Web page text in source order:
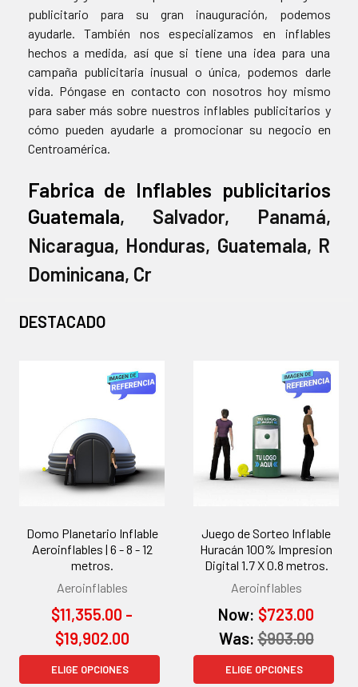
publicitario para su gran inauguración, podemos
ayudarle. También nos especializamos en inflables
hechos a medida, así que si tiene una idea para una
campaña publicitaria inusual o única, podemos darle
vida. Póngase en contacto con nosotros hoy mismo
para saber más sobre nuestros inflables publicitarios y
cómo pueden ayudarle a promocionar su negocio en
Centroamérica.
Fabrica de Inflables publicitarios
Guatemala, Salvador, Panamá,
Nicaragua, Honduras, Guatemala, R
Dominicana, Cr
DESTACADO
Domo Planetario Inflable
Aeroinflables | 6 - 8 - 12
metros.
Aeroinflables
$11,355.00 -
$19,902.00
ELIGE OPCIONES
Juego de Sorteo Inflable
Huracán 100% Impresion
Digital 1.7 X 0.8 metros.
Aeroinflables
Now: $723.00
Was: $903.00
ELIGE OPCIONES